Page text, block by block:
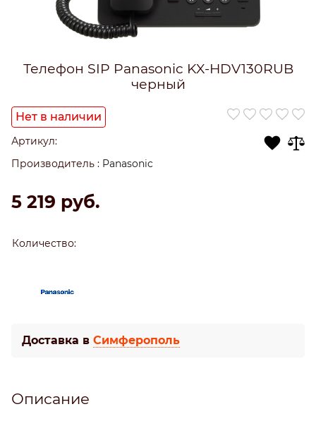
Телефон SIP Panasonic KX-HDV130RUB
черный
Нет в наличии
Артикул:
Производитель : Panasonic
5 219 руб.
Количество:
Доставка в Симферополь
Описание